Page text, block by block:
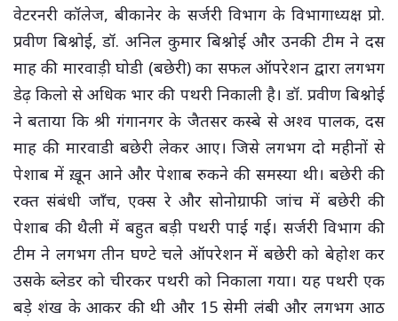
वेटरनरी कॉलेज, बीकानेर के सर्जरी विभाग के विभागाध्यक्ष प्रो.
प्रवीण बिश्नोई, डॉ. अनिल कुमार बिश्नोई और उनकी टीम ने दस
माह की मारवाड़ी घोडी (बछेरी) का सफल ऑपरेशन द्वारा लगभग
डेढ़ किलो से अधिक भार की पथरी निकाली है। डॉ. प्रवीण बिश्नोई
ने बताया कि श्री गंगानगर के जैतसर कस्बे से अश्व पालक, दस
माह की मारवाडी बछेरी लेकर आए। जिसे लगभग दो महीनों से
पेशाब में ख़ून आने और पेशाब रुकने की समस्या थी। बछेरी की
रक्त संबंधी जाँच, एक्स रे और सोनोग्राफी जांच में बछेरी की
पेशाब की थैली में बहुत बड़ी पथरी पाई गई। सर्जरी विभाग की
टीम ने लगभग तीन घण्टे चले ऑपरेशन में बछेरी को बेहोश कर
उसके ब्लेडर को चीरकर पथरी को निकाला गया। यह पथरी एक
बड़े शंख के आकर की थी और 15 सेमी लंबी और लगभग आठ